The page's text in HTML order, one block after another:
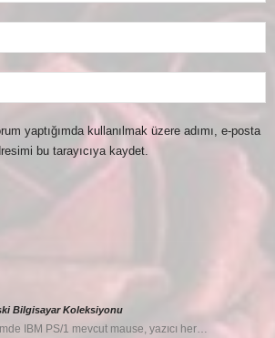
yaptığımda kullanılmak üzere adımı, e-posta
bu tarayıcıya kaydet.
Bilgisayar Koleksiyonu
IBM PS/1 mevcut mause, yazıcı her…